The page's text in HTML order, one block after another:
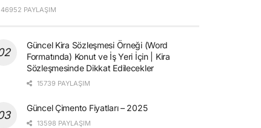
46952 PAYLAŞIM
Güncel Kira Sözleşmesi Örneği (Word
Formatında) Konut ve İş Yeri İçin | Kira
Sözleşmesinde Dikkat Edilecekler
15739 PAYLAŞIM
Güncel Çimento Fiyatları – 2025
13598 PAYLAŞIM